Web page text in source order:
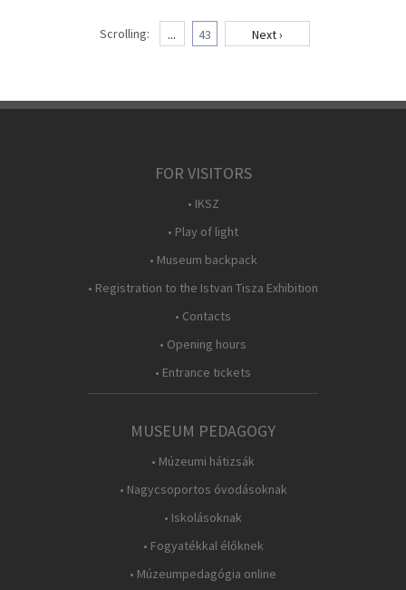
Scrolling: ... 43 Next ›
FOR VISITORS
• IKSZ
• Play of light
• Museum backpack
• Registration to the Istvan Tisza Exhibition
• Contacts
• Opening hours
• Entrance tickets
MUSEUM PEDAGOGY
• Múzeumi hátizsák
• Nagycsoportos óvodásoknak
• Iskolásoknak
• Fogyatékkal élőknek
• Múzeumpedagógia online